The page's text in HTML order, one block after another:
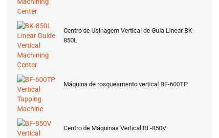
Centro de Usinagem Vertical de Guia Linear BK-
850L
Máquina de rosqueamento vertical BF-600TP
Centro de Máquinas Vertical BF-850V